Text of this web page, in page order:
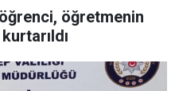
öğretmenin